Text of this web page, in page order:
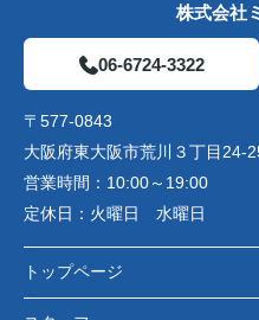
株式会社
06-6724-3322
〒577-0843
大阪府東大阪市荒川３丁目24-
営業時間： 10:00～19:00
定休日： 火曜日 水曜日
トップページ